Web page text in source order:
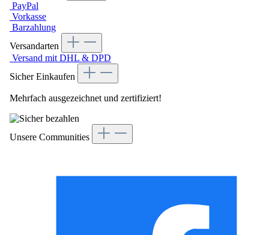
PayPal
Vorkasse
Barzahlung
Versandarten
Versand mit DHL & DPD
Sicher Einkaufen
Mehrfach ausgezeichnet und zertifiziert!
Unsere Communities